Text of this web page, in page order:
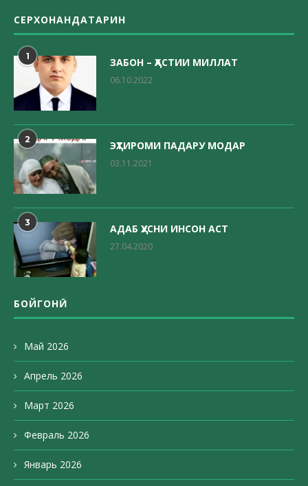
СЕРХОНАНДАТАРИН
1 ЗАБОН – ҲАСТИИ МИЛЛАТ
06.10.2022
2 ЭҲТИРОМИ ПАДАРУ МОДАР
03.11.2021
3 АДАБ ҲУСНИ ИНСОН АСТ
27.04.2020
БОЙГОНӢ
Май 2026
Апрель 2026
Март 2026
Февраль 2026
Январь 2026